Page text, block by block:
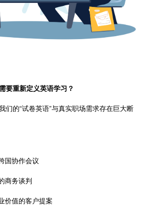
要重新定义英语学习？
们的“试卷英语”与真实职场需求存在巨大断
国协作会议
商务谈判
价值的客户提案